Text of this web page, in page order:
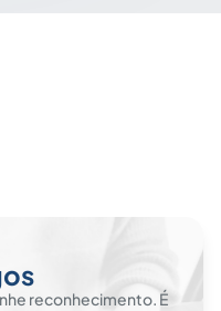
reconhecimento. É